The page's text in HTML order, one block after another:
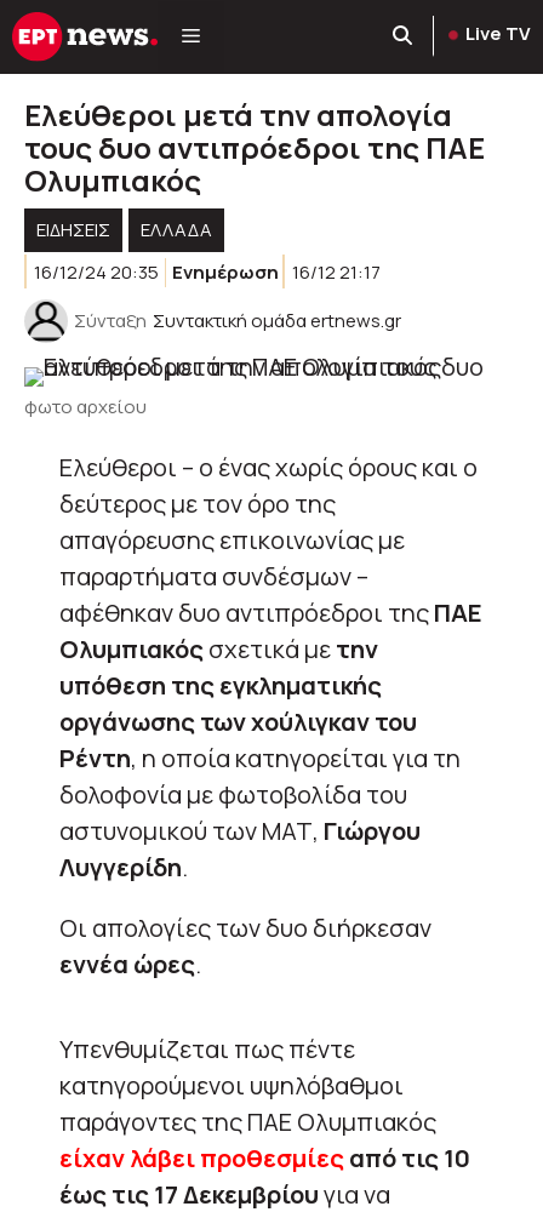
Μετάβαση
σε
Live TV
Ελεύθεροι μετά την απολογία
τους δυο αντιπρόεδροι της ΠΑΕ
Ολυμπιακός
ΕΙΔΗΣΕΙΣ
ΕΛΛΑΔΑ
16/12/24 20:35
Ενημέρωση 16/12 21:17
Σύνταξη Συντακτική ομάδα ertnews.gr
φωτο αρχείου
Ελεύθεροι – ο ένας χωρίς όρους και ο
δεύτερος με τον όρο της
απαγόρευσης επικοινωνίας με
παραρτήματα συνδέσμων –
αφέθηκαν δυο αντιπρόεδροι τηςΠΑΕ
Ολυμπιακόςσχετικά μετην
υπόθεση της εγκληματικής
οργάνωσης των χούλιγκαν του
Ρέντη, η οποία κατηγορείται για τη
δολοφονία με φωτοβολίδα του
αστυνομικού των ΜΑΤ, Γιώργου
Λυγγερίδη.
Οι απολογίες των δυο διήρκεσαν
εννέα ώρες.
Υπενθυμίζεται πως πέντε
κατηγορούμενοι υψηλόβαθμοι
παράγοντες της ΠΑΕ Ολυμπιακός
είχαν λάβει προθεσμίεςαπό τις 10
έως τις 17 Δεκεμβρίουγια να